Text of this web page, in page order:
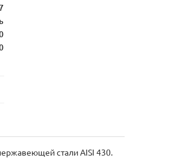
стали AISI 430.